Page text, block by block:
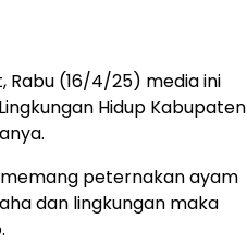
(16/4/25) media ini
Hidup Kabupaten
peternakan ayam
dan lingkungan maka